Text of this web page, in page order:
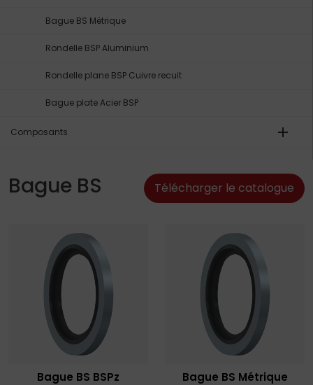
Bague BS Métrique
Rondelle BSP Aluminium
Rondelle plane BSP Cuivre recuit
Bague plate Acier BSP
Composants add
Bague BS Télécharger le catalogue
Bague BS BSPz Bague BS Métrique